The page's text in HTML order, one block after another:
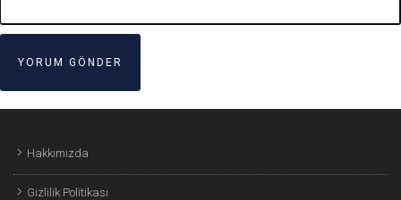
Hakkımızda
Gizlilik Politikası